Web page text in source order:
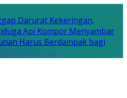
Darurat Kekeringan,
Api Kompor Menyambar
Harus Berdampak bagi